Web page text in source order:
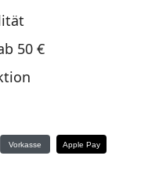
50 €
Vorkasse Apple Pay